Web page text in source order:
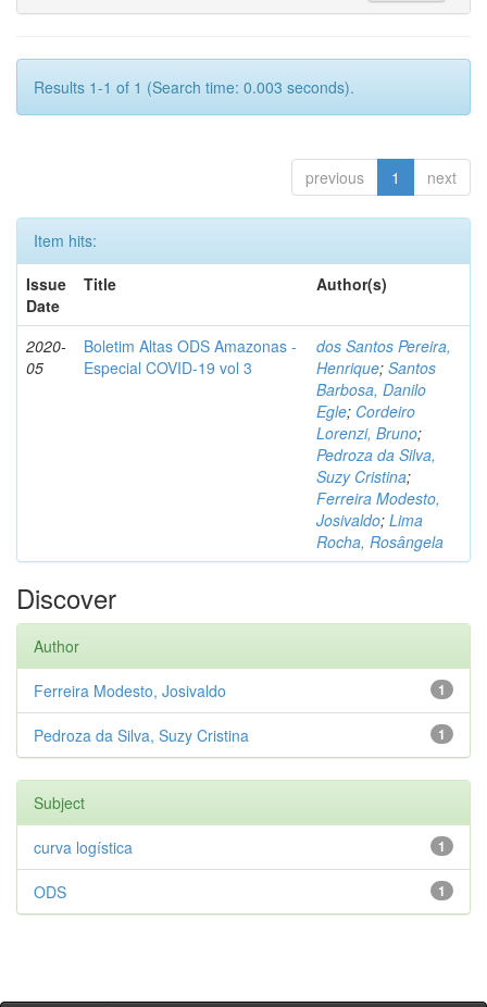
Results 1-1 of 1 (Search time: 0.003 seconds).
previous 1 next
Item hits:
Issue
Date
Title Author(s)
2020-
05
Boletim Altas ODS Amazonas -
Especial COVID-19 vol 3
dos Santos Pereira,
Henrique; Santos
Barbosa, Danilo
Egle; Cordeiro
Lorenzi, Bruno;
Pedroza da Silva,
Suzy Cristina;
Ferreira Modesto,
Josivaldo; Lima
Rocha, Rosângela
Discover
Author
1
Ferreira Modesto, Josivaldo
1
Pedroza da Silva, Suzy Cristina
Subject
1
curva logística
1
ODS